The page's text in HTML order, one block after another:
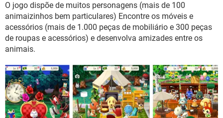
O jogo dispõe de muitos personagens (mais de 100
animaizinhos bem particulares) Encontre os móveis e
acessórios (mais de 1.000 peças de mobiliário e 300 peças
de roupas e acessórios) e desenvolva amizades entre os
animais.